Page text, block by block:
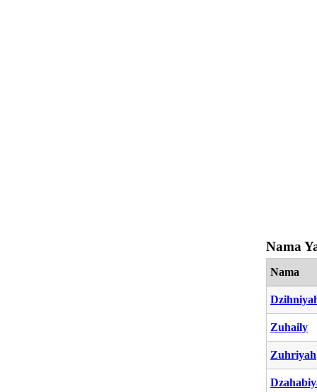
Nama
Nama
Zuhaily
Zuhriyah